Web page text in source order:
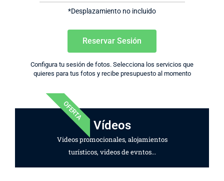
*Desplazamiento no incluido
Reservar Sesión
Configura tu sesión de fotos. Selecciona los servicios que
quieres para tus fotos y recibe presupuesto al momento
OFERTA
Vídeos
Videos promocionales, alojamientos
turísticos, videos de evntos...